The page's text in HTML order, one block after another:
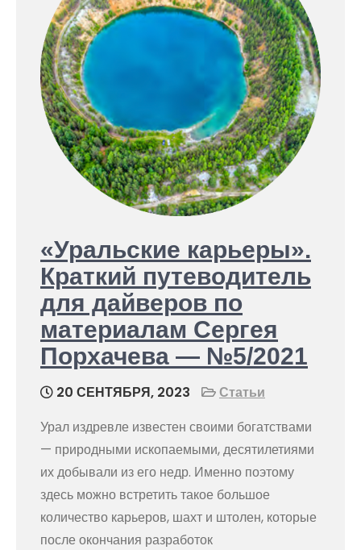
«Уральские карьеры».
Краткий путеводитель
для дайверов по
материалам Сергея
Порхачева — №5/2021
20 СЕНТЯБРЯ, 2023
Статьи
Урал издревле известен своими богатствами
— природными ископаемыми, десятилетиями
их добывали из его недр. Именно поэтому
здесь можно встретить такое большое
количество карьеров, шахт и штолен, которые
после окончания разработок